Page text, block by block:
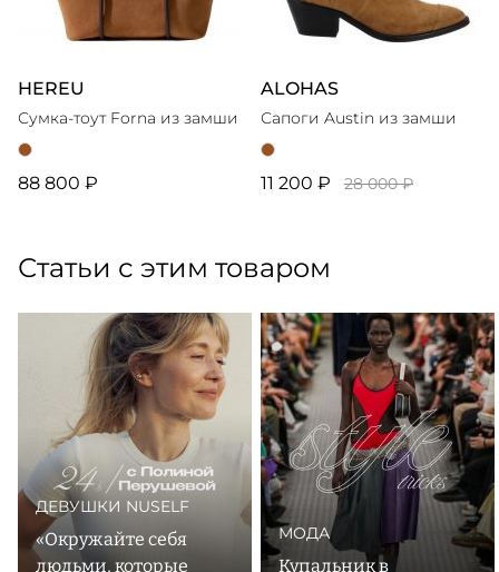
HEREU
Сумка-тоут Forna из замши
88 800 ₽
ALOHAS
Сапоги Austin из замши
11 200 ₽ 28 000 ₽
Статьи с этим товаром
ДЕВУШКИ NUSELF
«Окружайте себя
людьми, которые
МОДА
Купальник в